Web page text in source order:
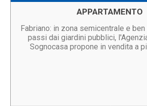
APPARTAMENTO
Fabriano: in zona semicentrale e
passi dai giardini pubblici,
Sognocasa propone in vendita a